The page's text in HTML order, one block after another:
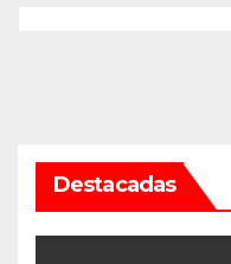
Destacadas